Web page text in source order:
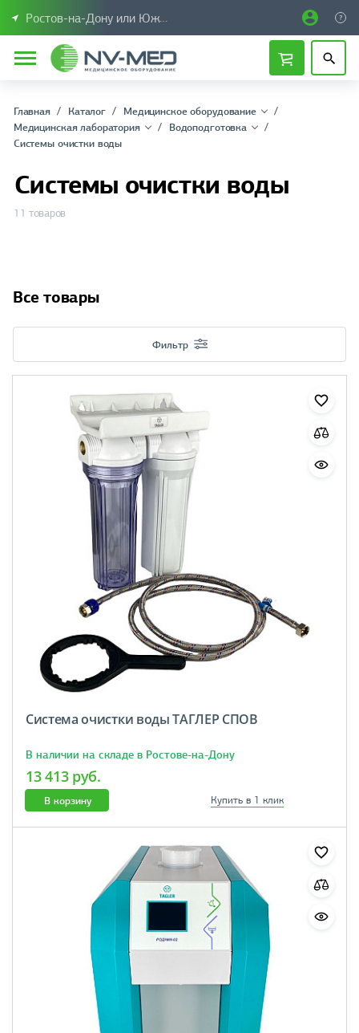
Ростов-на-Дону или Южный Федеральный округ
Главная Каталог
Медицинское оборудование
Медицинская лаборатория
Водоподготовка
Системы очистки воды
Системы очистки воды
11 товаров
Все товары
Фильтр
Система очистки воды ТАГЛЕР СПОВ
В наличии на складе в Ростове-на-Дону
13 413 руб.
В корзину Купить в 1 клик